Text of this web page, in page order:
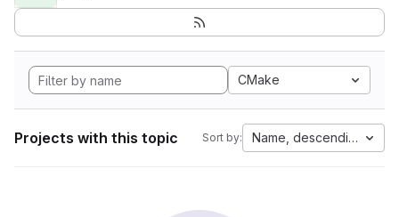
CMake
Projects with this topic Sort by: Name, descending